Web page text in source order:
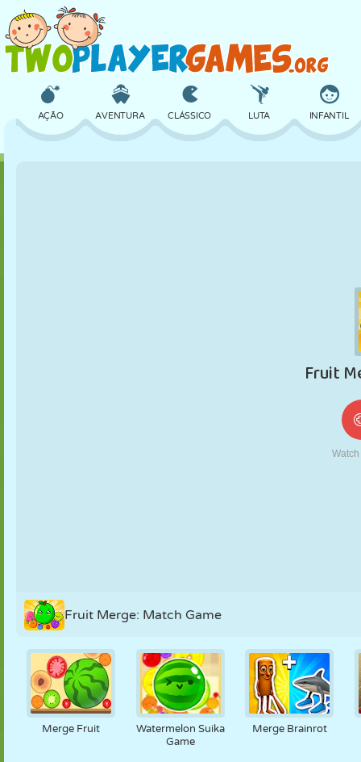
AÇÃO AVENTURA CLÁSSICO LUTA INFANTIL
ROBÔ
VELHA
Fruit Merge: Match Game
Merge Fruit
Watermelon Suika
Game
Merge Brainrot